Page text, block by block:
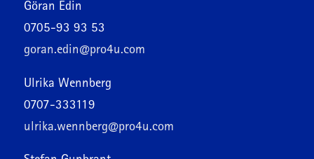
Göran Edin
0705-93 93 53
goran.edin@pro4u.com
Ulrika Wennberg
0707-333119
ulrika.wennberg@pro4u.com